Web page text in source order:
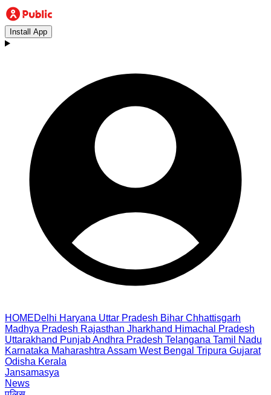
Install App
HOMEDelhi Haryana Uttar Pradesh Bihar Chhattisgarh
Madhya Pradesh Rajasthan Jharkhand Himachal Pradesh
Uttarakhand PunjabAndhra Pradesh Telangana Tamil Nadu
Karnataka Maharashtra Assam West Bengal Tripura Gujarat
Odisha Kerala
Jansamasya
News